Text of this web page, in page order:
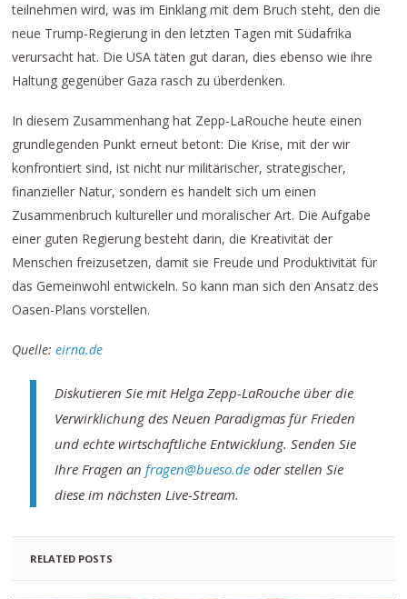
teilnehmen wird, was im Einklang mit dem Bruch steht, den die
neue Trump-Regierung in den letzten Tagen mit Südafrika
verursacht hat. Die USA täten gut daran, dies ebenso wie ihre
Haltung gegenüber Gaza rasch zu überdenken.
In diesem Zusammenhang hat Zepp-LaRouche heute einen
grundlegenden Punkt erneut betont: Die Krise, mit der wir
konfrontiert sind, ist nicht nur militärischer, strategischer,
finanzieller Natur, sondern es handelt sich um einen
Zusammenbruch kultureller und moralischer Art. Die Aufgabe
einer guten Regierung besteht darin, die Kreativität der
Menschen freizusetzen, damit sie Freude und Produktivität für
das Gemeinwohl entwickeln. So kann man sich den Ansatz des
Oasen-Plans vorstellen.
Quelle:eirna.de
Diskutieren Sie mit Helga Zepp-LaRouche über die
Verwirklichung des Neuen Paradigmas für Frieden
und echte wirtschaftliche Entwicklung. Senden Sie
Ihre Fragen anfragen@bueso.de oder stellen Sie
diese im nächsten Live-Stream.
RELATED POSTS